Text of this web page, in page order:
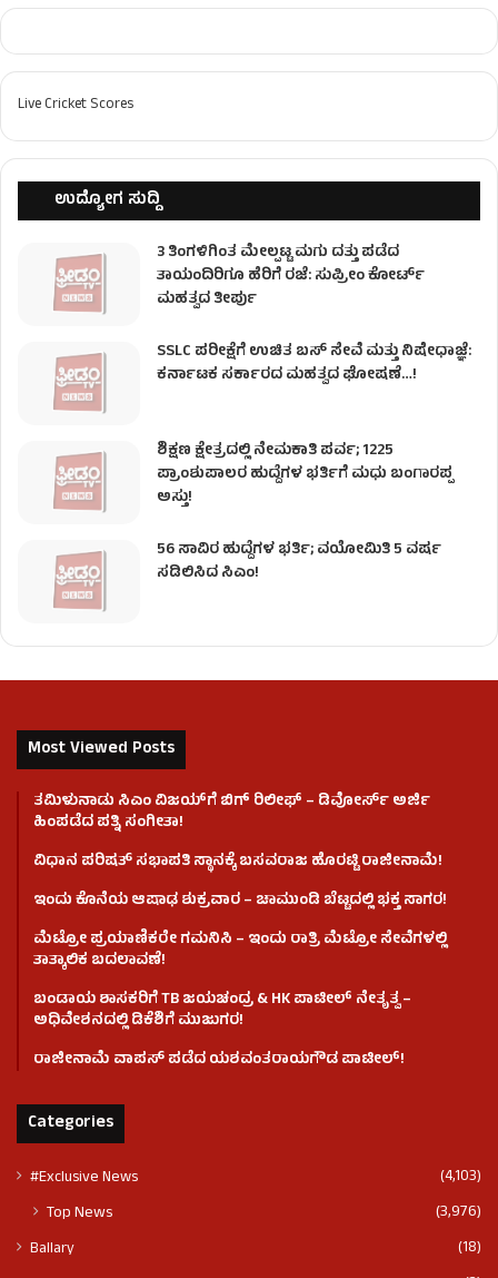
Live Cricket Scores
ಉದ್ಯೋಗ ಸುದ್ದಿ
3 ತಿಂಗಳಿಗಿಂತ ಮೇಲ್ಪಟ್ಟ ಮಗು ದತ್ತು ಪಡೆದ
ತಾಯಂದಿರಿಗೂ ಹೆರಿಗೆ ರಜೆ: ಸುಪ್ರೀಂ ಕೋರ್ಟ್
ಮಹತ್ವದ ತೀರ್ಪು
SSLC ಪರೀಕ್ಷೆಗೆ ಉಚಿತ ಬಸ್ ಸೇವೆ ಮತ್ತು ನಿಷೇಧಾಜ್ಞೆ:
ಕರ್ನಾಟಕ ಸರ್ಕಾರದ ಮಹತ್ವದ ಘೋಷಣೆ…!
ಶಿಕ್ಷಣ ಕ್ಷೇತ್ರದಲ್ಲಿ ನೇಮಕಾತಿ ಪರ್ವ; 1225
ಪ್ರಾಂಶುಪಾಲರ ಹುದ್ದೆಗಳ ಭರ್ತಿಗೆ ಮಧು ಬಂಗಾರಪ್ಪ
ಅಸ್ತು!
56 ಸಾವಿರ ಹುದ್ದೆಗಳ ಭರ್ತಿ; ವಯೋಮಿತಿ 5 ವರ್ಷ
ಸಡಿಲಿಸಿದ ಸಿಎಂ!
Most Viewed Posts
ತಮಿಳುನಾಡು ಸಿಎಂ ವಿಜಯ್‌ಗೆ ಬಿಗ್ ರಿಲೀಫ್ – ಡಿವೋರ್ಸ್ ಅರ್ಜಿ
ಹಿಂಪಡೆದ ಪತ್ನಿ ಸಂಗೀತಾ!
ವಿಧಾನ ಪರಿಷತ್ ಸಭಾಪತಿ ಸ್ಥಾನಕ್ಕೆ ಬಸವರಾಜ ಹೊರಟ್ಟಿ ರಾಜೀನಾಮೆ!
ಇಂದು ಕೊನೆಯ ಆಷಾಢ ಶುಕ್ರವಾರ – ಚಾಮುಂಡಿ ಬೆಟ್ಟದಲ್ಲಿ ಭಕ್ತ ಸಾಗರ!
ಮೆಟ್ರೋ ಪ್ರಯಾಣಿಕರೇ ಗಮನಿಸಿ – ಇಂದು ರಾತ್ರಿ ಮೆಟ್ರೋ ಸೇವೆಗಳಲ್ಲಿ
ತಾತ್ಕಾಲಿಕ ಬದಲಾವಣೆ!
ಬಂಡಾಯ ಶಾಸಕರಿಗೆ TB ಜಯಚಂದ್ರ & HK ಪಾಟೀಲ್ ನೇತೃತ್ವ –
ಅಧಿವೇಶನದಲ್ಲಿ ಡಿಕೆಶಿಗೆ ಮುಜುಗರ!
ರಾಜೀನಾಮೆ ವಾಪಸ್ ಪಡೆದ ಯಶವಂತರಾಯಗೌಡ ಪಾಟೀಲ್‌!
Categories
#Exclusive News (4,103)
Top News (3,976)
Ballary
(18)